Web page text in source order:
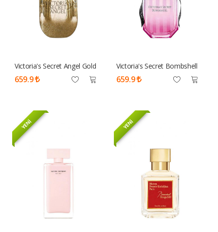
Victoria's Secret Angel Gold
Edp Kadın Tester
659.9
Victoria's Secret Bombshell
Edp 100 ML Tester Parfüm
Kadın
659.9
YENİ YENİ